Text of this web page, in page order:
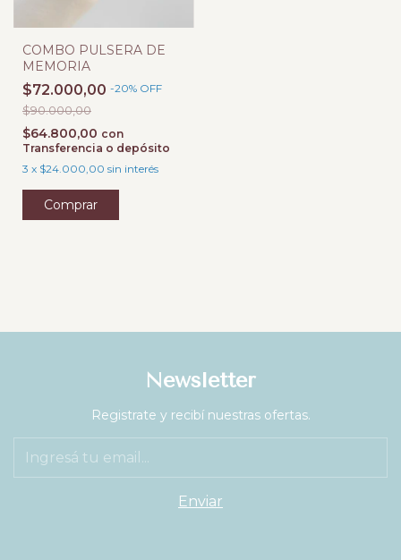
COMBO PULSERA DE
MEMORIA
$72.000,00 -20% OFF
$90.000,00
$64.800,00 con
Transferencia o depósito
3 x $24.000,00 sin interés
Newsletter
Registrate y recibí nuestras ofertas.